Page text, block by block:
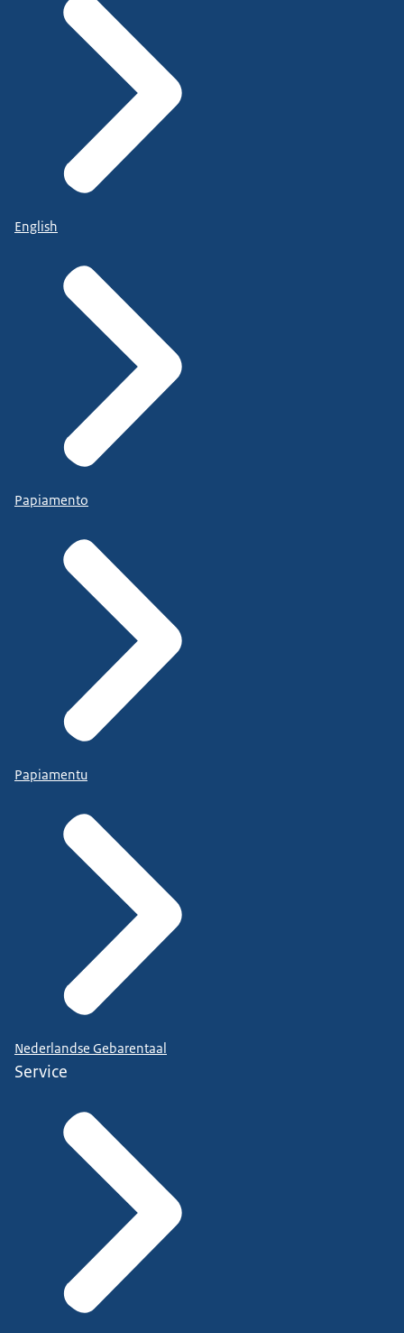
English
Papiamento
Papiamentu
Nederlandse Gebarentaal
Service